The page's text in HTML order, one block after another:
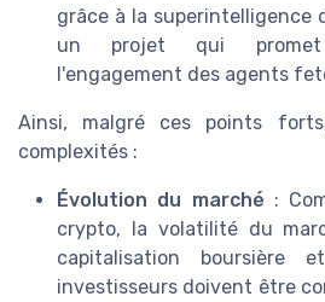
grâce à la superintelligence
un projet qui promet
l'engagement des agents
Ainsi, malgré ces points
complexités :
Évolution du marché :
crypto, la volatilité du
capitalisation
investisseurs doivent être